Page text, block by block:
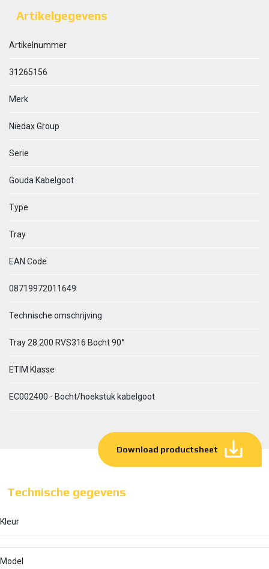
Artikelgegevens
Artikelnummer
31265156
Merk
Niedax Group
Serie
Gouda Kabelgoot
Type
Tray
EAN Code
08719972011649
Technische omschrijving
Tray 28.200 RVS316 Bocht 90°
ETIM Klasse
EC002400 - Bocht/hoekstuk kabelgoot
Download productsheet
Technische gegevens
Kleur
Model